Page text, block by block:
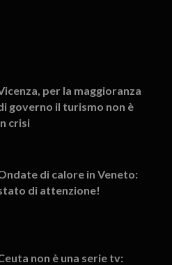
per la maggioranza
governo il turismo non è
crisi
di calore in Veneto:
di attenzione!
non è una serie tv: